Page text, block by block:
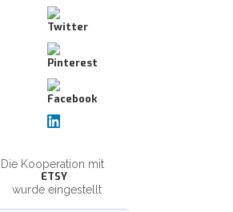
Die Kooperation mit
ETSY
wurde eingestellt